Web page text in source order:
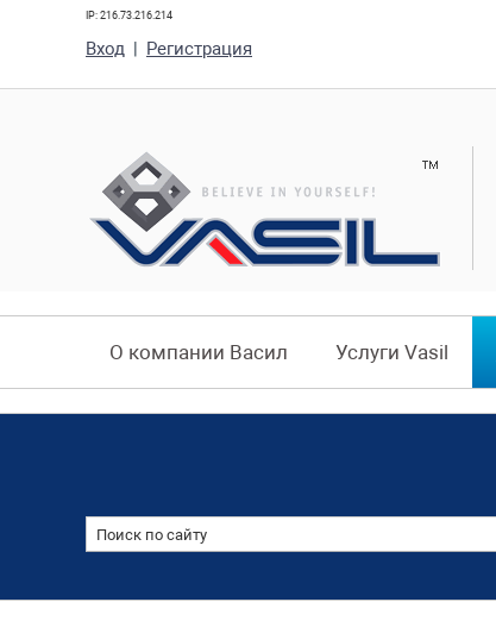
IP: 216.73.216.214
Вход | Регистрация
О компании Васил Услуги Vasil